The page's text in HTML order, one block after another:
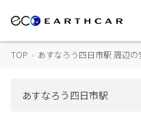
TOP › あすなろう四日市駅 周辺